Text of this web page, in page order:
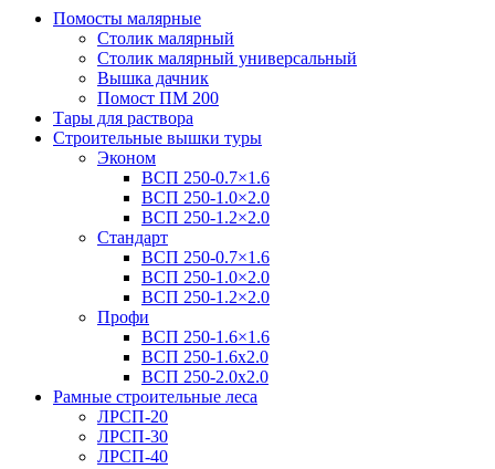
Помосты малярные
Столик малярный
Столик малярный универсальный
Вышка дачник
Помост ПМ 200
Тары для раствора
Строительные вышки туры
Эконом
ВСП 250-0.7×1.6
ВСП 250-1.0×2.0
ВСП 250-1.2×2.0
Стандарт
ВСП 250-0.7×1.6
ВСП 250-1.0×2.0
ВСП 250-1.2×2.0
Профи
ВСП 250-1.6×1.6
ВСП 250-1.6х2.0
ВСП 250-2.0x2.0
Рамные строительные леса
ЛРСП-20
ЛРСП-30
ЛРСП-40